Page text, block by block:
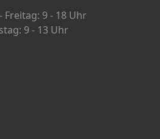
Freitag: 9 - 18 Uhr
9 - 13 Uhr